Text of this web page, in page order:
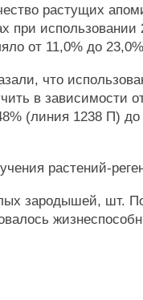
растущих
при использовании
от 11,0% до
что
в зависимости
(линия 1238 П)
растений-
зародышей, шт.